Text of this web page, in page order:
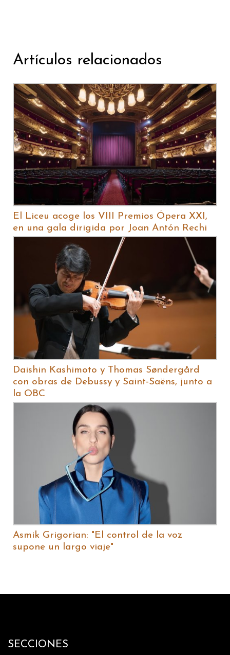
Artículos relacionados
El Liceu acoge los VIII Premios Ópera XXI,
en una gala dirigida por Joan Antón Rechi
Daishin Kashimoto y Thomas Søndergård
con obras de Debussy y Saint-Saëns, junto a
la OBC
Asmik Grigorian: "El control de la voz
supone un largo viaje"
SECCIONES